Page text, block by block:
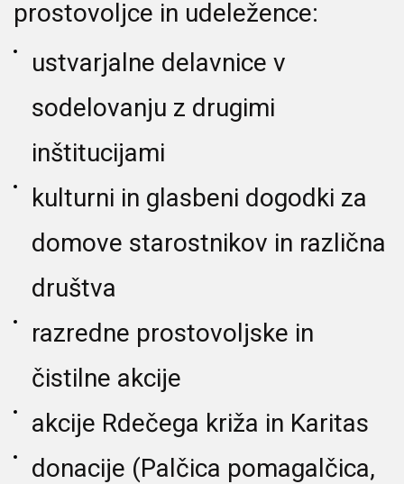
prostovoljce in udeležence:
ustvarjalne delavnice v
sodelovanju z drugimi
inštitucijami
kulturni in glasbeni dogodki za
domove starostnikov in različna
društva
razredne prostovoljske in
čistilne akcije
akcije Rdečega križa in Karitas
donacije (Palčica pomagalčica,